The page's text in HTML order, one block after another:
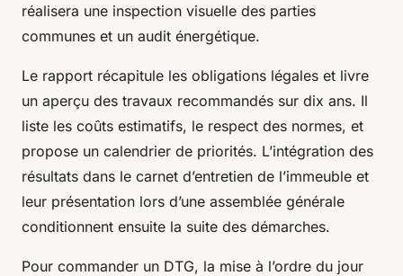
réalisera une inspection visuelle des parties
communes et un audit énergétique.
Le rapport récapitule les obligations légales et livre
un aperçu des travaux recommandés sur dix ans. Il
liste les coûts estimatifs, le respect des normes, et
propose un calendrier de priorités. L’intégration des
résultats dans le carnet d’entretien de l’immeuble et
leur présentation lors d’une assemblée générale
conditionnent ensuite la suite des démarches.
Pour commander un DTG, la mise à l’ordre du jour